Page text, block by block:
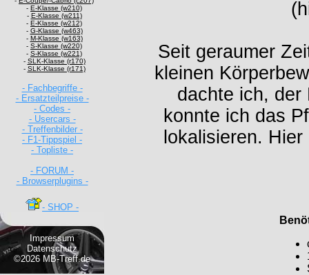
- E-Klasse (w210)
- E-Klasse (w211)
- E-Klasse (w212)
- G-Klasse (w463)
- M-Klasse (w163)
- S-Klasse (w220)
- S-Klasse (w221)
- SLK-Klasse (r170)
- SLK-Klasse (r171)
- Fachbegriffe -
- Ersatzteilpreise -
- Codes -
- Usercars -
- Treffenbilder -
- F1-Tippspiel -
- Topliste -
- FORUM -
- Browserplugins -
- SHOP -
Impressum
Datenschutz
©2026 MB-Treff.de
Seit geraumer
kleinen
dachte ich, der
konnte ich das
lokalisieren.